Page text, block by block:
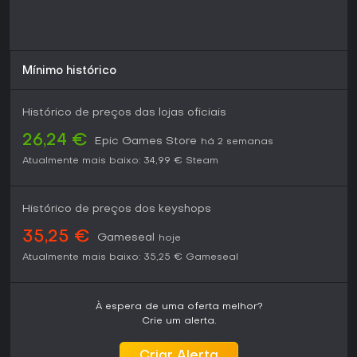
Mínimo histórico
Histórico de preços das lojas oficiais
26,24 € Epic Games Store
há 2 semanas
Atualmente mais baixo: 34,99 € Steam
Histórico de preços dos keyshops
35,25 € Gameseal
hoje
Atualmente mais baixo: 35,25 € Gameseal
À espera de uma oferta melhor?
Crie um alerta.